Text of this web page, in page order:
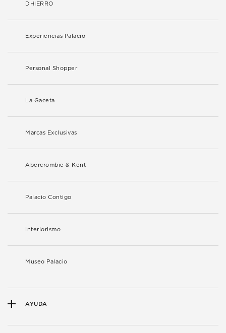
DHIERRO
Experiencias Palacio
Personal Shopper
La Gaceta
Marcas Exclusivas
Abercrombie & Kent
Palacio Contigo
Interiorismo
Museo Palacio
AYUDA